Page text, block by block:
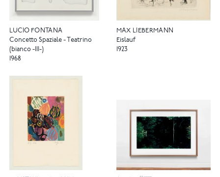
LUCIO FONTANA
Concetto Spaziale - Teatrino
(bianco -III-)
1968
MAX LIEBERMANN
Eislauf
1923